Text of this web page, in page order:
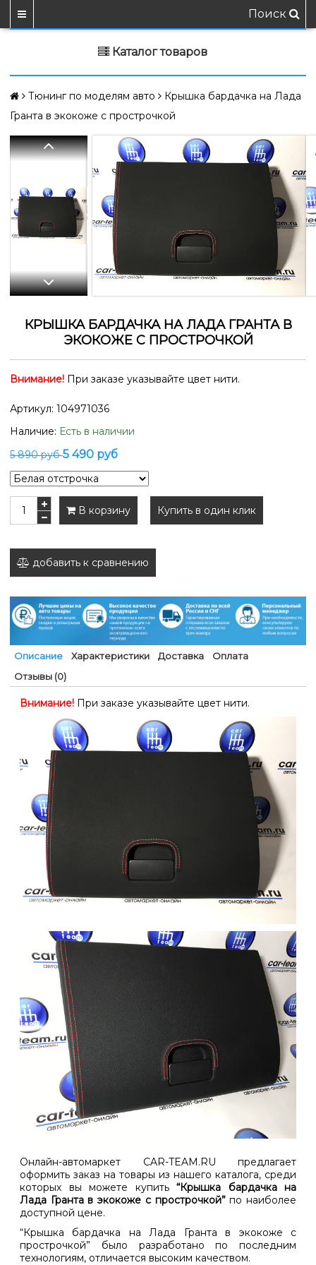
Поиск
Каталог товаров
Тюнинг по моделям авто
Крышка бардачка на Лада
Гранта в экокоже с прострочкой
КРЫШКА БАРДАЧКА НА ЛАДА ГРАНТА В
ЭКОКОЖЕ С ПРОСТРОЧКОЙ
Внимание! При заказе указывайте цвет нити.
Артикул: 104971036
Наличие: Есть в наличии
5 890 руб5 490 руб
В корзину Купить в один клик
добавить к сравнению
Описание Характеристики Доставка
Оплата
Отзывы (0)
Внимание! При заказе указывайте цвет нити.
Онлайн-автомаркет CAR-TEAM.RU предлагает
оформить заказ на товары из нашего каталога, среди
которых вы можете купить “Крышка бардачка на
Лада Гранта в экокоже с прострочкой”по наиболее
доступной цене.
“Крышка бардачка на Лада Гранта в экокоже с
прострочкой” было разработано по последним
технологиям, отличается высоким качеством.